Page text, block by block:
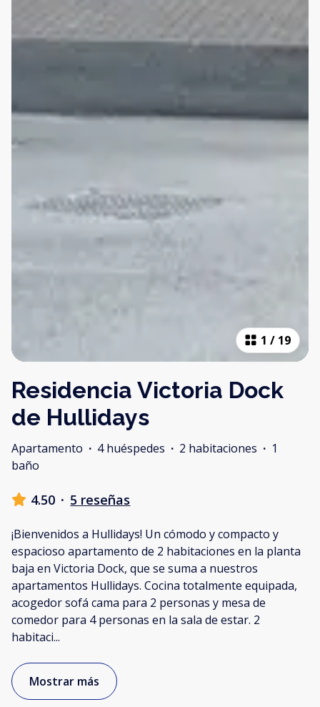
1 / 19
Residencia Victoria Dock
de Hullidays
Apartamento · 4 huéspedes · 2 habitaciones · 1
baño
4.50 · 5 reseñas
¡Bienvenidos a Hullidays! Un cómodo y compacto y
espacioso apartamento de 2 habitaciones en la planta
baja en Victoria Dock, que se suma a nuestros
apartamentos Hullidays. Cocina totalmente equipada,
acogedor sofá cama para 2 personas y mesa de
comedor para 4 personas en la sala de estar. 2
habitaci...
Mostrar más